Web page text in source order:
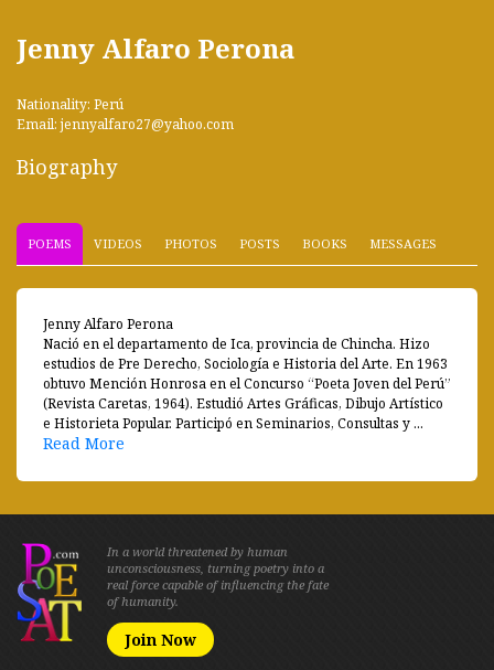
Jenny Alfaro Perona
Nationality: Perú
Email: jennyalfaro27@yahoo.com
Biography
POEMS VIDEOS PHOTOS POSTS BOOKS MESSAGES
Jenny Alfaro Perona
Nació en el departamento de Ica, provincia de Chincha. Hizo
estudios de Pre Derecho, Sociología e Historia del Arte. En 1963
obtuvo Mención Honrosa en el Concurso “Poeta Joven del Perú”
(Revista Caretas, 1964). Estudió Artes Gráficas, Dibujo Artístico
e Historieta Popular. Participó en Seminarios, Consultas y ...
Read More
In a world threatened by human
unconsciousness, turning poetry into a
real force capable of influencing the fate
of humanity.
Join Now